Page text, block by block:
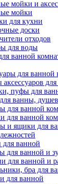
мойки и
мойки
для кухни
доски
отходов
для воды
ванной
для ванной
пуфы для
ванны,
для ванной
для ванной
и ящики для
ванной
для ванной и
для ванной и
бра для
для ванной